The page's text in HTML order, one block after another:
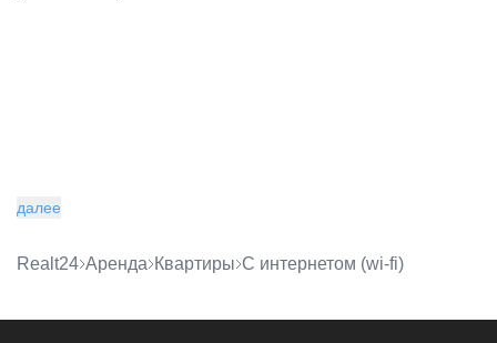
далее
Realt24 Аренда квартиры с интернетом (wi-fi)